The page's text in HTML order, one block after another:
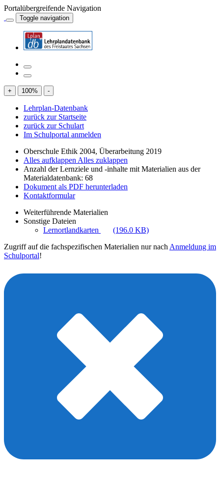
Portalübergreifende Navigation
Toggle navigation
+ 100% -
Lehrplan-Datenbank
zurück zur Startseite
zurück zur Schulart
Im Schulportal anmelden
Oberschule Ethik 2004, Überarbeitung 2019
Alles aufklappen Alles zuklappen
Anzahl der Lernziele und -inhalte mit Materialien aus der
Materialdatenbank: 68
Dokument als PDF herunterladen
Kontaktformular
Weiterführende Materialien
Sonstige Dateien
Lernortlandkarten
(196.0 KB)
Zugriff auf die fachspezifischen Materialien nur nach Anmeldung im
Schulportal!